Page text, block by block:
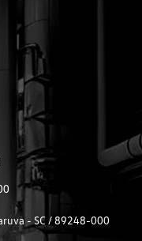
- SC / 89248-000